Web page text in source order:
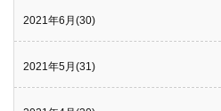
2021年6月(30)
2021年5月(31)